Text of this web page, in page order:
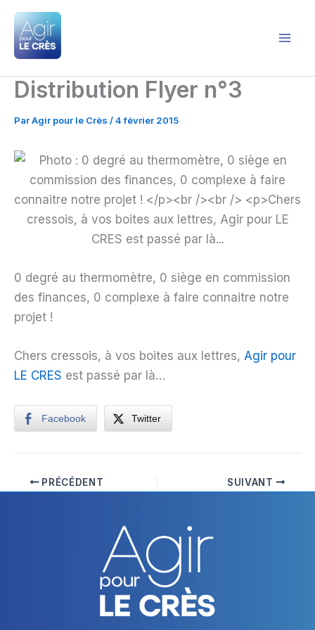
Aller
contenu
Distribution Flyer n°3
ParAgir pour le Crès /4 février 2015
0 degré au thermomètre, 0 siège en commission
des finances, 0 complexe à faire connaitre notre
projet !
Chers cressois, à vos boites aux lettres, Agir pour
LE CRES est passé par là…
Facebook Twitter
PRÉCÉDENT SUIVANT